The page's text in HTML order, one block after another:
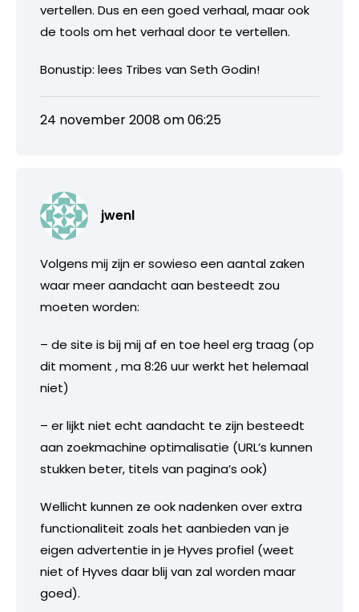
vertellen. Dus en een goed verhaal, maar ook
de tools om het verhaal door te vertellen.
Bonustip: lees Tribes van Seth Godin!
24 november 2008 om 06:25
jwenl
Volgens mij zijn er sowieso een aantal zaken
waar meer aandacht aan besteedt zou
moeten worden:
– de site is bij mij af en toe heel erg traag (op
dit moment , ma 8:26 uur werkt het helemaal
niet)
– er lijkt niet echt aandacht te zijn besteedt
aan zoekmachine optimalisatie (URL’s kunnen
stukken beter, titels van pagina’s ook)
Wellicht kunnen ze ook nadenken over extra
functionaliteit zoals het aanbieden van je
eigen advertentie in je Hyves profiel (weet
niet of Hyves daar blij van zal worden maar
goed).